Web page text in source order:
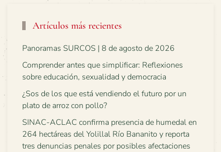
Artículos más recientes
Panoramas SURCOS | 8 de agosto de 2026
Comprender antes que simplificar: Reflexiones
sobre educación, sexualidad y democracia
¿Sos de los que está vendiendo el futuro por un
plato de arroz con pollo?
SINAC-ACLAC confirma presencia de humedal en
264 hectáreas del Yolillal Río Bananito y reporta
tres denuncias penales por posibles afectaciones